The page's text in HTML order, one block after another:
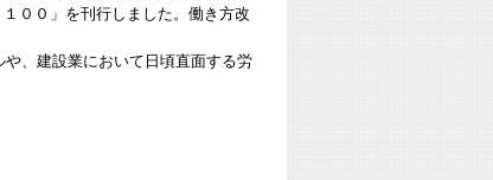
００」を刊行しました。働き方改
、建設業において日頃直面する労